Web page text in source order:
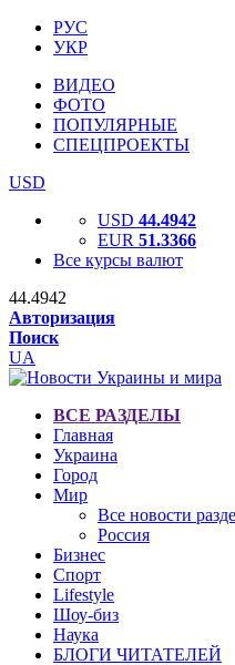
РУС
УКР
ВИДЕО
ФОТО
ПОПУЛЯРНЫЕ
СПЕЦПРОЕКТЫ
USD
USD 44.4942
EUR 51.3366
Все курсы валют
44.4942
Авторизация
Поиск
UA
ВСЕ РАЗДЕЛЫ
Главная
Украина
Город
Мир
Все новости
Россия
Бизнес
Спорт
Lifestyle
Шоу-биз
Наука
БЛОГИ ЧИТАТЕЛЕЙ